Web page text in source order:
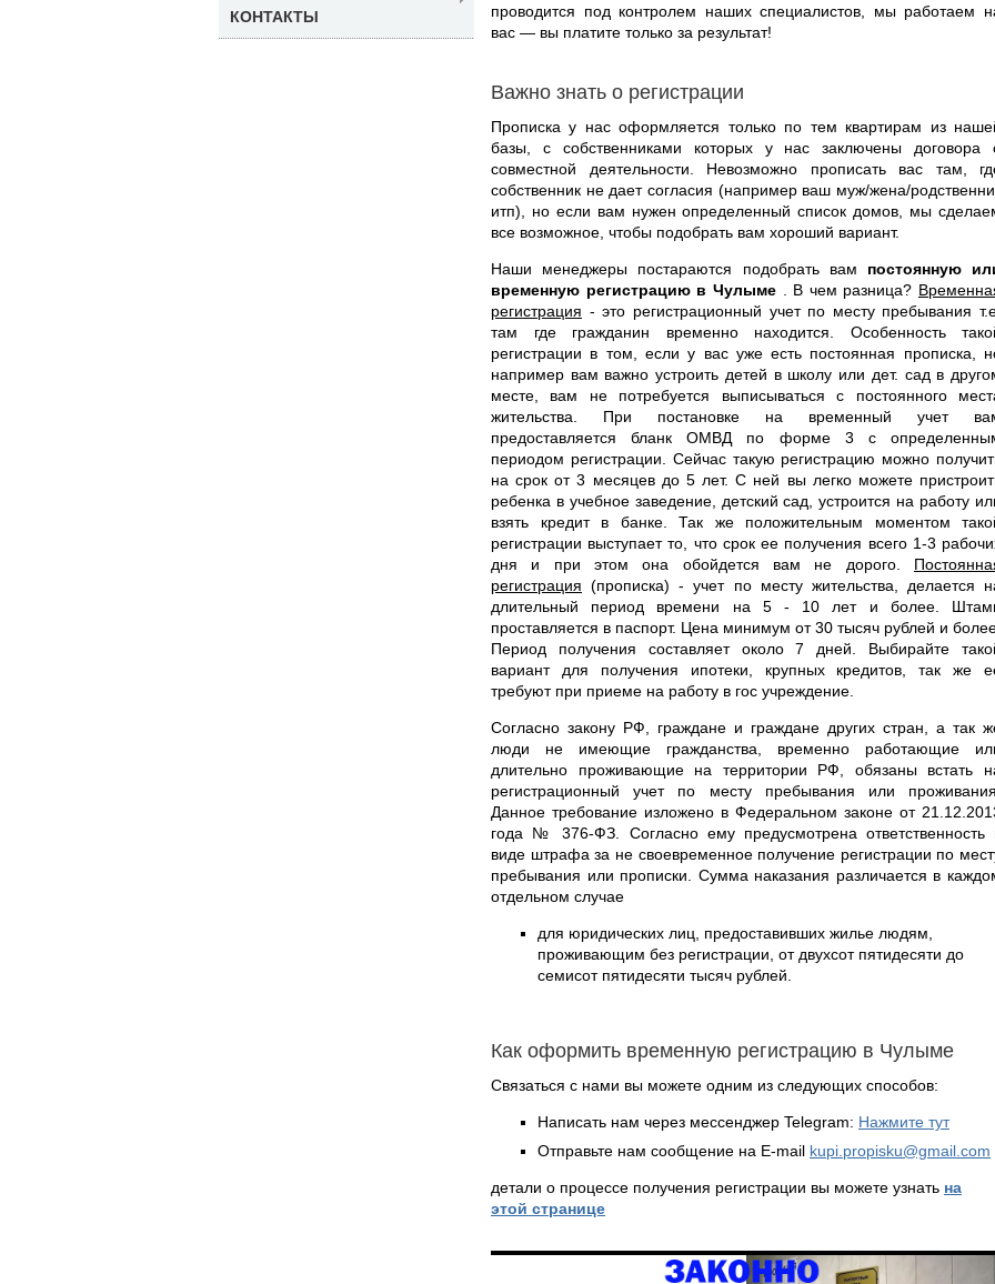
проводится под контролем наших специалистов, мы работаем
вас — вы платите только за результат!
Важно знать о регистрации
Прописка у нас оформляется только по тем квартирам из
базы, с собственниками которых у нас заключены договора
совместной деятельности. Невозможно прописать вас там,
собственник не дает согласия (например ваш муж/жена/
итп), но если вам нужен определенный список домов, мы
все возможное, чтобы подобрать вам хороший вариант.
Наши менеджеры постараются подобрать вам постоянную
временную регистрацию в Чулыме
. В чем разница?
регистрация - это регистрационный учет по месту пребывания
там где гражданин временно находится. Особенность
регистрации в том, если у вас уже есть постоянная прописка,
например вам важно устроить детей в школу или дет. сад в
месте, вам не потребуется выписываться с постоянного
жительства. При постановке на временный учет
предоставляется бланк ОМВД по форме 3 с
периодом регистрации. Сейчас такую регистрацию можно
на срок от 3 месяцев до 5 лет. С ней вы легко можете
ребенка в учебное заведение, детский сад, устроится на работу
взять кредит в банке. Так же положительным моментом
регистрации выступает то, что срок ее получения всего 1-3
дня и при этом она обойдется вам не дорого.
регистрация (прописка) - учет по месту жительства, делается
длительный период времени на 5 - 10 лет и более.
проставляется в паспорт. Цена минимум от 30 тысяч рублей и
Период получения составляет около 7 дней. Выбирайте
вариант для получения ипотеки, крупных кредитов, так же
требуют при приеме на работу в гос учреждение.
Согласно закону РФ, граждане и граждане других стран, а так
люди не имеющие гражданства, временно работающие
длительно проживающие на территории РФ, обязаны встать
регистрационный учет по месту пребывания или проживания.
Данное требование изложено в Федеральном законе от
года № 376-ФЗ. Согласно ему предусмотрена ответственность
виде штрафа за не своевременное получение регистрации по
пребывания или прописки. Сумма наказания различается в
отдельном случае
для юридических лиц, предоставивших жилье людям,
проживающим без регистрации, от двухсот пятидесяти до
семисот пятидесяти тысяч рублей.
Как оформить временную регистрацию в Чулыме
Связаться с нами вы можете одним из следующих способов:
Написать нам через мессенджер Telegram: Нажмите тут
Отправьте нам сообщение на E-mail kupi.propisku@gmail.com
детали о процессе получения регистрации вы можете узнать на
этой странице
КОНТАКТЫ